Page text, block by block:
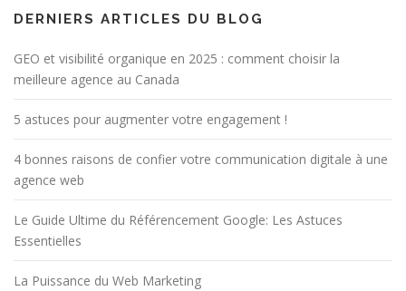
DERNIERS ARTICLES DU BLOG
GEO et visibilité organique en 2025 : comment choisir la
meilleure agence au Canada
5 astuces pour augmenter votre engagement !
4 bonnes raisons de confier votre communication digitale à une
agence web
Le Guide Ultime du Référencement Google: Les Astuces
Essentielles
La Puissance du Web Marketing